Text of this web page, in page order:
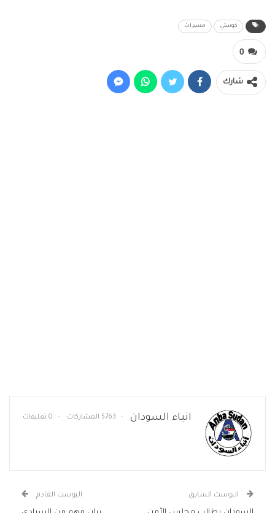
كوستي مسيرات
0
شارك
انباء السودان 5763 المشاركات 0 تعليقات
البوست السابق البوست القادم